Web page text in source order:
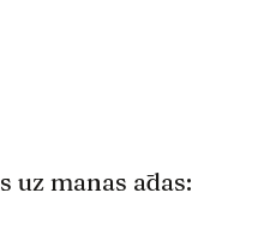
uz manas ādas: